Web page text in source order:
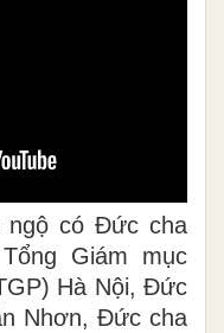
ngộ có Đức cha
Giám mục
Hà Nội, Đức
Nhơn, Đức cha